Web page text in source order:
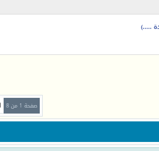
.....)
صفحة 1 من 8